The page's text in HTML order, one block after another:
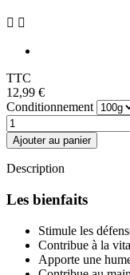
 
TTC
12,99 €
Conditionnement
Ajouter au panier
Description
Les bienfaits
Stimule les
Contribue à la
Apporte une